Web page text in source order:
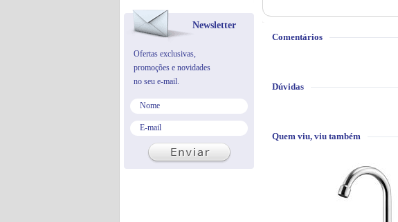
Comentários
Dúvidas
Quem viu, viu também
Newsletter
Ofertas exclusivas,
promoções e novidades
no seu e-mail.